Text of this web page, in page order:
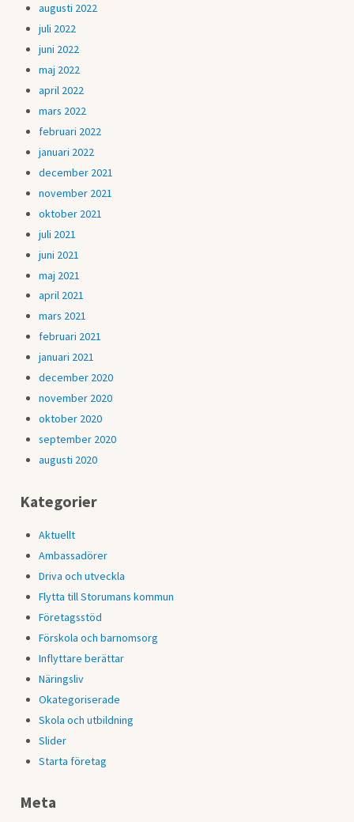
augusti 2022
juli 2022
juni 2022
maj 2022
april 2022
mars 2022
februari 2022
januari 2022
december 2021
november 2021
oktober 2021
juli 2021
juni 2021
maj 2021
april 2021
mars 2021
februari 2021
januari 2021
december 2020
november 2020
oktober 2020
september 2020
augusti 2020
Kategorier
Aktuellt
Ambassadörer
Driva och utveckla
Flytta till Storumans kommun
Företagsstöd
Förskola och barnomsorg
Inflyttare berättar
Näringsliv
Okategoriserade
Skola och utbildning
Slider
Starta företag
Meta